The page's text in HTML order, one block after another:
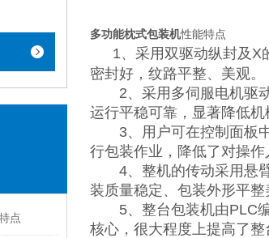
点
多功能枕式包装机性能特点
1、采用双驱动纵封及X
密封好，纹路平整、美观。
2、采用多伺服电机驱动
运行平稳可靠，显著降低机
3、用户可在控制面板中
行包装作业，降低了对操作
4、整机的传动采用悬臂
装质量稳定、包装外形平
5、整台包装机由PLC编
核心，很大程度上提高了